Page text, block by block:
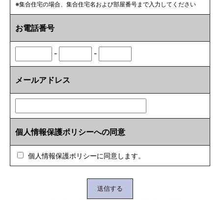
※集合住宅の場合、集合住宅名および部屋番号まで入力してください
お電話番号
- -
メールアドレス
個人情報保護ポリシーへの同意
個人情報保護ポリシーに同意します。